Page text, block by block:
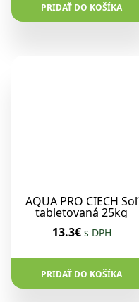
PRIDAŤ DO KOŠÍKA
AQUA PRO CIECH Soľ
tabletovaná 25kg
13.3€ s DPH
PRIDAŤ DO KOŠÍKA